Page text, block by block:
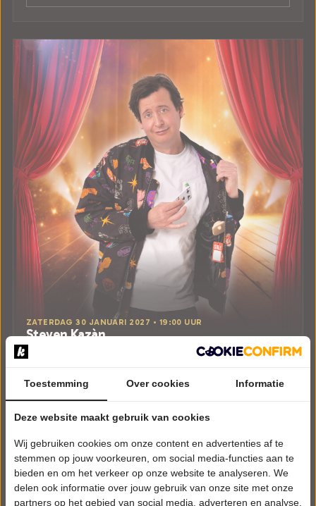
ZATERDAG 30 JANUARI 2027 • 19:00 UUR
Steven Kazàn
Meer info
Toestemming Over cookies Informatie
Deze website maakt gebruik van cookies
Wij gebruiken cookies om onze content en advertenties af te
stemmen op jouw voorkeuren, om social media-functies aan te
bieden en om het verkeer op onze website te analyseren. We
delen ook informatie over jouw gebruik van onze site met onze
partners op het gebied van social media, adverteren en analyse.